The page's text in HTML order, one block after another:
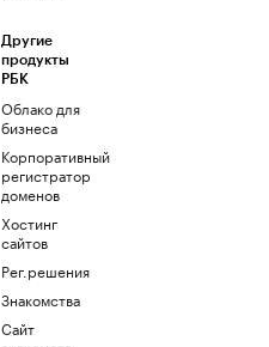
Другие
продукты
РБК
Облако для
бизнеса
Корпоративный
регистратор
доменов
Хостинг
сайтов
Рег.решения
Знакомства
Сайт